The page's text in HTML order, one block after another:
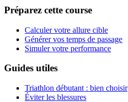
Préparez cette course
Calculer votre allure cible
Générer vos temps de passage
Simuler votre performance
Guides utiles
Triathlon débutant : bien choisir
Éviter les blessures